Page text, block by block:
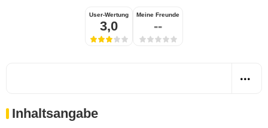
User-Wertung
3,0
Meine Freunde
--
Inhaltsangabe